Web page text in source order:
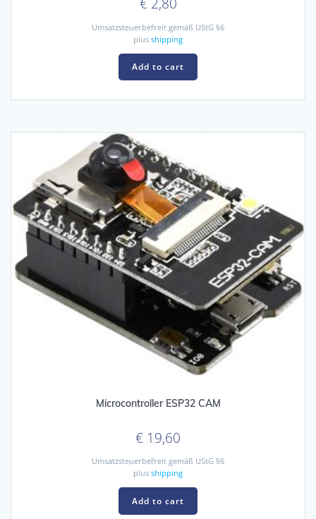
Umsatzsteuerbefreit gemäß UStG §6
plus shipping
Add to cart
Microcontroller ESP32 CAM
€ 19,60
Umsatzsteuerbefreit gemäß UStG §6
plus shipping
Add to cart